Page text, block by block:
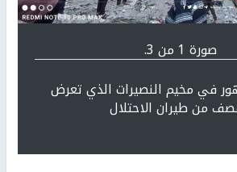
صورة 1 من 3.
في مخيم النصيرات الذي تعرض
من طيران الاحتلال